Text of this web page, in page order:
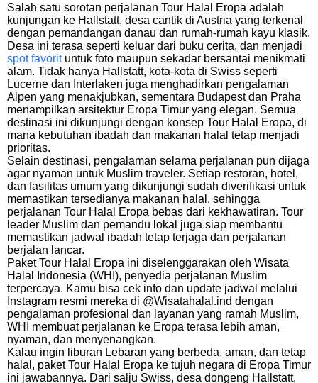
Salah satu sorotan perjalanan Tour Halal Eropa adalah
kunjungan ke Hallstatt, desa cantik di Austria yang terkenal
dengan pemandangan danau dan rumah-rumah kayu klasik.
Desa ini terasa seperti keluar dari buku cerita, dan menjadi
spot favorituntuk foto maupun sekadar bersantai menikmati
alam. Tidak hanya Hallstatt, kota-kota di Swiss seperti
Lucerne dan Interlaken juga menghadirkan pengalaman
Alpen yang menakjubkan, sementara Budapest dan Praha
menampilkan arsitektur Eropa Timur yang elegan. Semua
destinasi ini dikunjungi dengan konsep Tour Halal Eropa, di
mana kebutuhan ibadah dan makanan halal tetap menjadi
prioritas.
Selain destinasi, pengalaman selama perjalanan pun dijaga
agar nyaman untuk Muslim traveler. Setiap restoran, hotel,
dan fasilitas umum yang dikunjungi sudah diverifikasi untuk
memastikan tersedianya makanan halal, sehingga
perjalanan Tour Halal Eropa bebas dari kekhawatiran. Tour
leader Muslim dan pemandu lokal juga siap membantu
memastikan jadwal ibadah tetap terjaga dan perjalanan
berjalan lancar.
Paket Tour Halal Eropa ini diselenggarakan oleh Wisata
Halal Indonesia (WHI), penyedia perjalanan Muslim
terpercaya. Kamu bisa cek info dan update jadwal melalui
Instagram resmi mereka di @Wisatahalal.ind dengan
pengalaman profesional dan layanan yang ramah Muslim,
WHI membuat perjalanan ke Eropa terasa lebih aman,
nyaman, dan menyenangkan.
Kalau ingin liburan Lebaran yang berbeda, aman, dan tetap
halal, paket Tour Halal Eropa ke tujuh negara di Eropa Timur
ini jawabannya. Dari salju Swiss, desa dongeng Hallstatt,